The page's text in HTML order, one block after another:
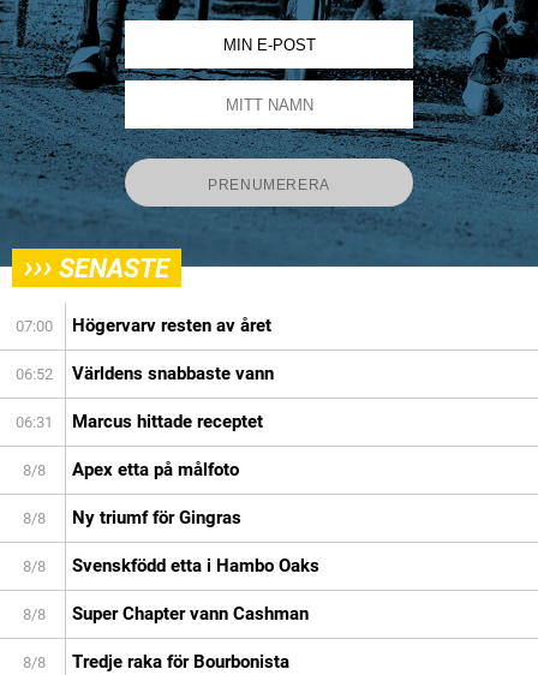
››› SENASTE
07:00 Högervarv resten av året
06:52 Världens snabbaste vann
06:31 Marcus hittade receptet
8/8 Apex etta på målfoto
8/8 Ny triumf för Gingras
8/8 Svenskfödd etta i Hambo Oaks
8/8 Super Chapter vann Cashman
8/8 Tredje raka för Bourbonista